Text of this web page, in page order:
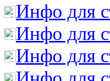
Инфо для
Инфо для
Инфо для